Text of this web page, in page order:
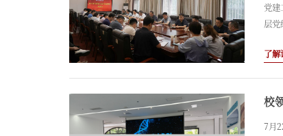
党建
层
书
了解
校
7月